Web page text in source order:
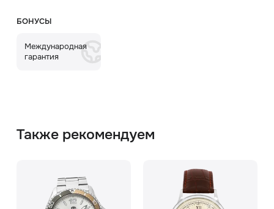
БОНУСЫ
Международная
гарантия
Также рекомендуем